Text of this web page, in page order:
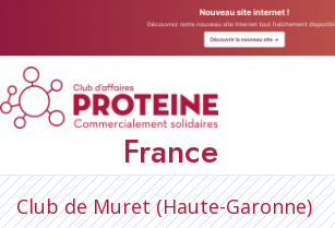
France
Club de Muret (Haute-Garonne)